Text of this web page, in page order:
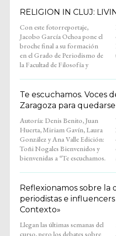
RELIGION IN CLUJ:
Con este fotorreportaje,
Jacobo García Ochoa pone el
broche final a su formación
en el Grado de Periodismo de
la Facultad de Filosofía y
Letras y cierra también su
etapa como colaborador de
Entremedios. Su trabajo nos
Te escuchamos. Voces
Zaragoza para quedarse
Autoría: Denis Benito, Juan
Huerta, Miriam Gavín, Laura
González y Ana Valle Edición:
Toñi Nogales Bienvenidos y
bienvenidas a “Te escuchamos.
Voces de quienes llegaron a
Zaragoza para quedarse”. Un
espacio tranquilo, hecho para
escuchar sin prisas y
Reflexionamos sobre la
periodistas e
Contexto»
Llegan las últimas semanas del
curso, pero los debates sobre
nuestro propio podcast de
#Entremedios. Laura Jiménez,